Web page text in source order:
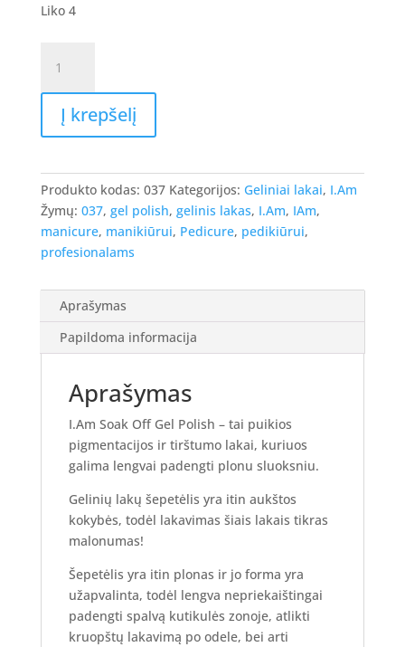
Liko 4
kiekis:
I.Am
Polish
gelinis
lakas
#037
-
Touched,
Į krepšelį
Produkto kodas: 037 Kategorijos: Geliniai lakai, I.Am
Žymų: 037, gel polish, gelinis lakas, I.Am, IAm,
manicure, manikiūrui, Pedicure, pedikiūrui,
profesionalams
Aprašymas
Papildoma informacija
Aprašymas
I.Am Soak Off Gel Polish – tai puikios
pigmentacijos ir tirštumo lakai, kuriuos
galima lengvai padengti plonu sluoksniu.
Gelinių lakų šepetėlis yra itin aukštos
kokybės, todėl lakavimas šiais lakais tikras
malonumas!
Šepetėlis yra itin plonas ir jo forma yra
užapvalinta, todėl lengva nepriekaištingai
padengti spalvą kutikulės zonoje, atlikti
kruopštų lakavimą po odele, bei arti